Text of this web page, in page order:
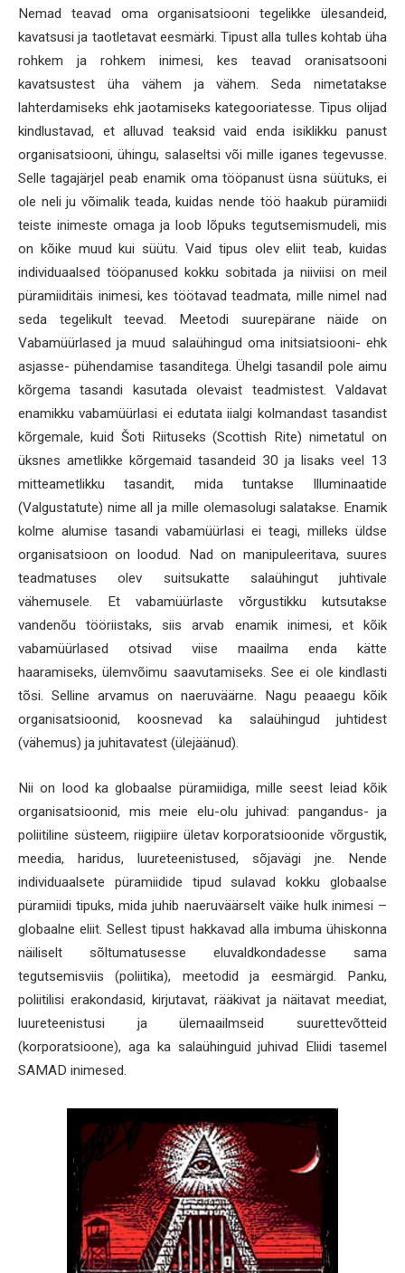
Nemad teavad oma organisatsiooni tegelikke ülesandeid,
kavatsusi ja taotletavat eesmärki. Tipust alla tulles kohtab üha
rohkem ja rohkem inimesi, kes teavad oranisatsooni
kavatsustest üha vähem ja vähem. Seda nimetatakse
lahterdamiseks ehk jaotamiseks kategooriatesse. Tipus olijad
kindlustavad, et alluvad teaksid vaid enda isiklikku panust
organisatsiooni, ühingu, salaseltsi või mille iganes tegevusse.
Selle tagajärjel peab enamik oma tööpanust üsna süütuks, ei
ole neli ju võimalik teada, kuidas nende töö haakub püramiidi
teiste inimeste omaga ja loob lõpuks tegutsemismudeli, mis
on kõike muud kui süütu. Vaid tipus olev eliit teab, kuidas
individuaalsed tööpanused kokku sobitada ja niiviisi on meil
püramiiditäis inimesi, kes töötavad teadmata, mille nimel nad
seda tegelikult teevad. Meetodi suurepärane näide on
Vabamüürlased ja muud salaühingud oma initsiatsiooni- ehk
asjasse- pühendamise tasanditega. Ühelgi tasandil pole aimu
kõrgema tasandi kasutada olevaist teadmistest. Valdavat
enamikku vabamüürlasi ei edutata iialgi kolmandast tasandist
kõrgemale, kuid Šoti Riituseks (Scottish Rite) nimetatul on
üksnes ametlikke kõrgemaid tasandeid 30 ja lisaks veel 13
mitteametlikku tasandit, mida tuntakse Illuminaatide
(Valgustatute) nime all ja mille olemasolugi salatakse. Enamik
kolme alumise tasandi vabamüürlasi ei teagi, milleks üldse
organisatsioon on loodud. Nad on manipuleeritava, suures
teadmatuses olev suitsukatte salaühingut juhtivale
vähemusele. Et vabamüürlaste võrgustikku kutsutakse
vandenõu tööriistaks, siis arvab enamik inimesi, et kõik
vabamüürlased otsivad viise maailma enda kätte
haaramiseks, ülemvõimu saavutamiseks. See ei ole kindlasti
tõsi. Selline arvamus on naeruväärne. Nagu peaaegu kõik
organisatsioonid, koosnevad ka salaühingud juhtidest
(vähemus) ja juhitavatest (ülejäänud).
Nii on lood ka globaalse püramiidiga, mille seest leiad kõik
organisatsioonid, mis meie elu-olu juhivad: pangandus- ja
poliitiline süsteem, riigipiire ületav korporatsioonide võrgustik,
meedia, haridus, luureteenistused, sõjavägi jne. Nende
individuaalsete püramiidide tipud sulavad kokku globaalse
püramiidi tipuks, mida juhib naeruväärselt väike hulk inimesi –
globaalne eliit. Sellest tipust hakkavad alla imbuma ühiskonna
näiliselt sõltumatusesse eluvaldkondadesse sama
tegutsemisviis (poliitika), meetodid ja eesmärgid. Panku,
poliitilisi erakondasid, kirjutavat, rääkivat ja näitavat meediat,
luureteenistusi ja ülemaailmseid suurettevõtteid
(korporatsioone), aga ka salaühinguid juhivad Eliidi tasemel
SAMAD inimesed.